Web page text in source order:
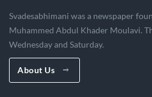
Svadesabhimani was a newspaper
Muhammed Abdul Khader Moulavi.
Wednesday and Saturday.
About Us